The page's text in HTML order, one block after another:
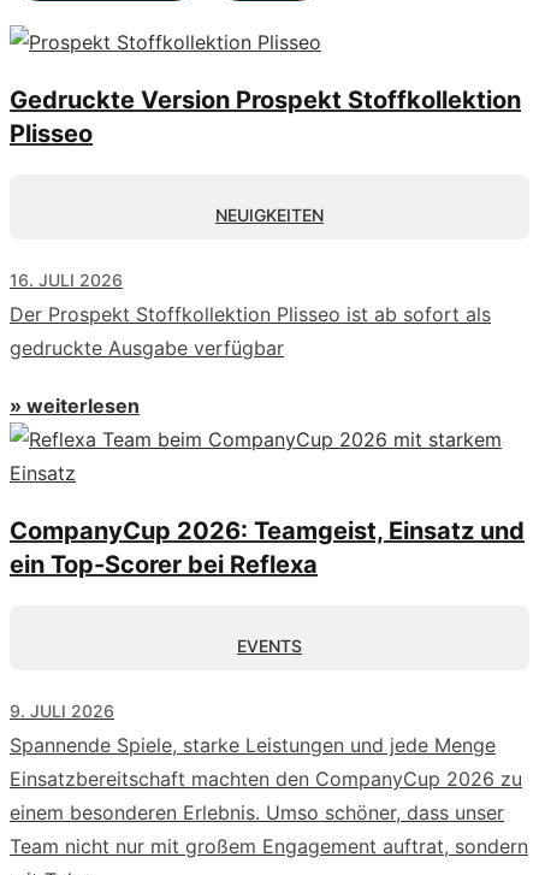
Gedruckte Version Prospekt Stoffkollektion
Plisseo
NEUIGKEITEN
16. JULI 2026
Der Prospekt Stoffkollektion Plisseo ist ab sofort als
gedruckte Ausgabe verfügbar
» weiterlesen
CompanyCup 2026: Teamgeist, Einsatz und
ein Top-Scorer bei Reflexa
EVENTS
9. JULI 2026
Spannende Spiele, starke Leistungen und jede Menge
Einsatzbereitschaft machten den CompanyCup 2026 zu
einem besonderen Erlebnis. Umso schöner, dass unser
Team nicht nur mit großem Engagement auftrat, sondern